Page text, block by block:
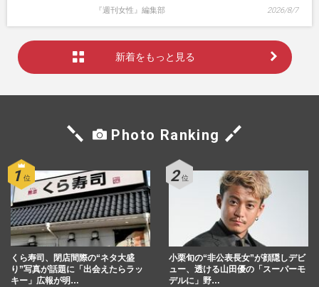
『週刊女性』編集部 2026/8/7
新着をもっと見る
Photo Ranking
くら寿司、閉店間際の“ネタ大盛
り”写真が話題に「出会えたらラッ
キー」広報が明…
小栗旬の“非公表長女”が顔隠しデビ
ュー、透ける山田優の「スーパーモ
デルに」野…